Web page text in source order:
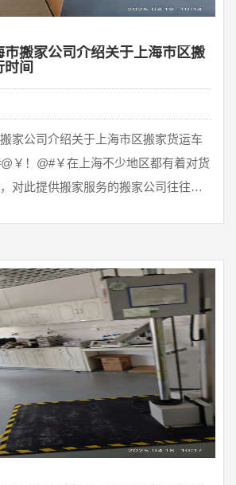
市搬家公司介绍关于上海市区搬
时间
家公司介绍关于上海市区搬家货运车
￥！@#￥在上海不少地区都有着对货
对此提供搬家服务的搬家公司往往会
通行时间:上午7:00-9:00；下午4:00-
通行时间:上午7:00-9:00；晚上16:00-
要在中环路内行驶需要专用通行证。我
的运输车辆的 ...